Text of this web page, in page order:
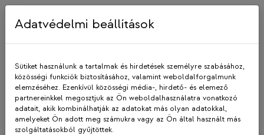
Skip
KözösALAPON
Adatvédelmi beállítások
Sütiket használunk a tartalmak és hirdetések személyre szabásához,
közösségi funkciók biztosításához, valamint weboldalforgalmunk
elemzéséhez. Ezenkívül közösségi média-, hirdető- és elemező
partnereinkkel megosztjuk az Ön weboldalhasználatra vonatkozó
adatait, akik kombinálhatják az adatokat más olyan adatokkal,
amelyeket Ön adott meg számukra vagy az Ön által használt más
szolgáltatásokból gyűjtöttek.